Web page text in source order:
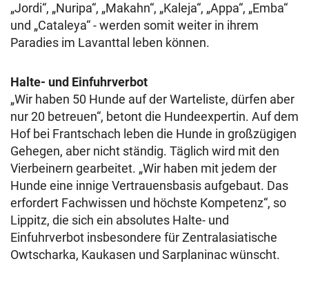
„Jordi“, „Nuripa“, „Makahn“, „Kaleja“, „Appa“, „Emba“
und „Cataleya“ - werden somit weiter in ihrem
Paradies im Lavanttal leben können.
Halte- und Einfuhrverbot
„Wir haben 50 Hunde auf der Warteliste, dürfen aber
nur 20 betreuen“, betont die Hundeexpertin. Auf dem
Hof bei Frantschach leben die Hunde in großzügigen
Gehegen, aber nicht ständig. Täglich wird mit den
Vierbeinern gearbeitet. „Wir haben mit jedem der
Hunde eine innige Vertrauensbasis aufgebaut. Das
erfordert Fachwissen und höchste Kompetenz“, so
Lippitz, die sich ein absolutes Halte- und
Einfuhrverbot insbesondere für Zentralasiatische
Owtscharka, Kaukasen und Sarplaninac wünscht.